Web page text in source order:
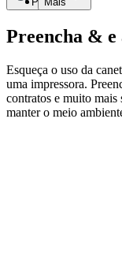
Preencha & e
Esqueça o uso da
uma impressora.
contratos e muito mais
manter o meio